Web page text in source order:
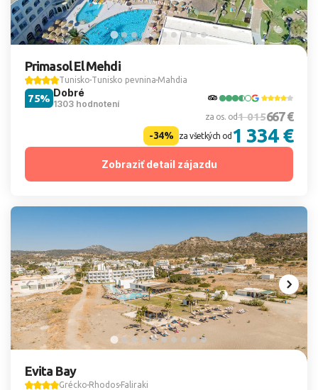
Primasol El Mehdi
Tunisko Tunisko pevnina Mahdia
Dobré
1303 hodnotení
75%
za os. od1 015667 €
-34% za všetkých od 1 334 €
Zobraziť detail zájazdu
Evita Bay
Grécko Rhodos Faliraki